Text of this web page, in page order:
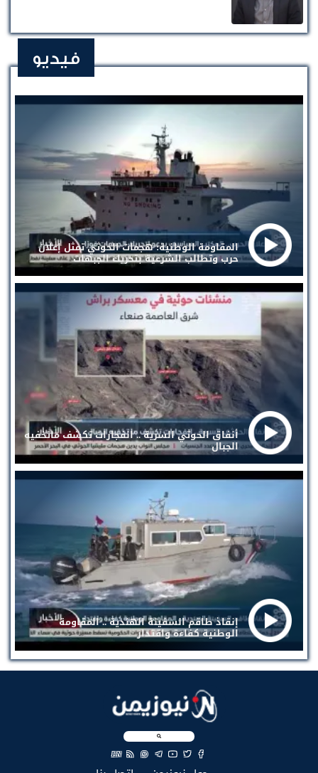
فيديو
المقاومة الوطنية: هجمات الحوثي تمثل إعلان
حرب وتطالب الشرعية بتحريك الجبهات
أنفاق الحوثي السرية .. انفجارات تكشف ماتخفيه
الجبال
إنقاذ طاقم السفينة الهندية .. المقاومة
الوطنية كفاءة واقتدار
EN